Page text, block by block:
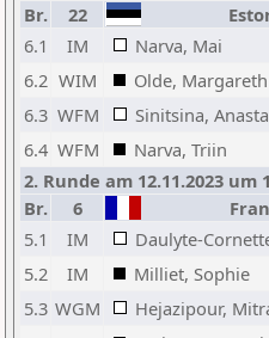
Br.
22
6.1
IM Narva, Mai
6.2 WIM Olde, Margareth
6.3 WFM Sinitsina,
6.4 WFM Narva, Triin
2. Runde am 12.11.2023 um
Br.
6
5.1
IM Daulyte-
5.2
IM Milliet, Sophie
5.3 WGM Hejazipour,